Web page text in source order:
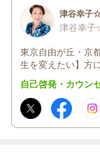
東京自由が丘・京
生を変えたい】方
ン・講座を開催。
表れ。心の在り方
自己啓発・カウン